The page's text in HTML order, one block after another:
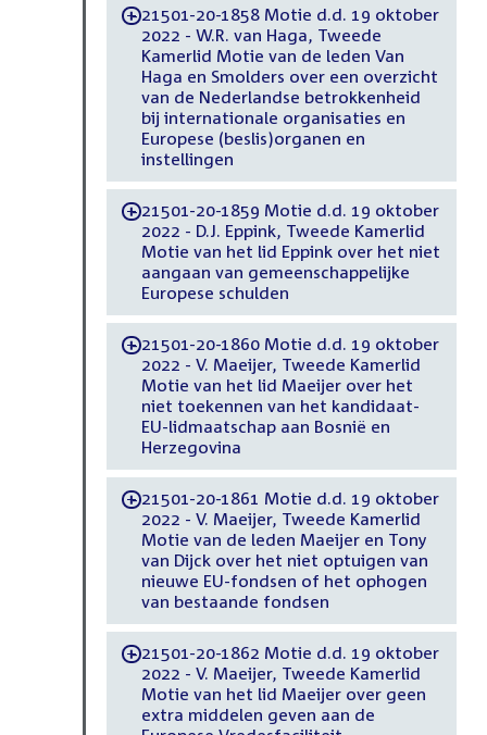
-21501-20-1858 Motie d.d. 19 oktober
2022 - W.R. van Haga, Tweede
Kamerlid Motie van de leden Van
Haga en Smolders over een overzicht
van de Nederlandse betrokkenheid
bij internationale organisaties en
Europese (beslis)organen en
instellingen
-21501-20-1859 Motie d.d. 19 oktober
2022 - D.J. Eppink, Tweede Kamerlid
Motie van het lid Eppink over het niet
aangaan van gemeenschappelijke
Europese schulden
-21501-20-1860 Motie d.d. 19 oktober
2022 - V. Maeijer, Tweede Kamerlid
Motie van het lid Maeijer over het
niet toekennen van het kandidaat-
EU-lidmaatschap aan Bosnië en
Herzegovina
-21501-20-1861 Motie d.d. 19 oktober
2022 - V. Maeijer, Tweede Kamerlid
Motie van de leden Maeijer en Tony
van Dijck over het niet optuigen van
nieuwe EU-fondsen of het ophogen
van bestaande fondsen
-21501-20-1862 Motie d.d. 19 oktober
2022 - V. Maeijer, Tweede Kamerlid
Motie van het lid Maeijer over geen
extra middelen geven aan de